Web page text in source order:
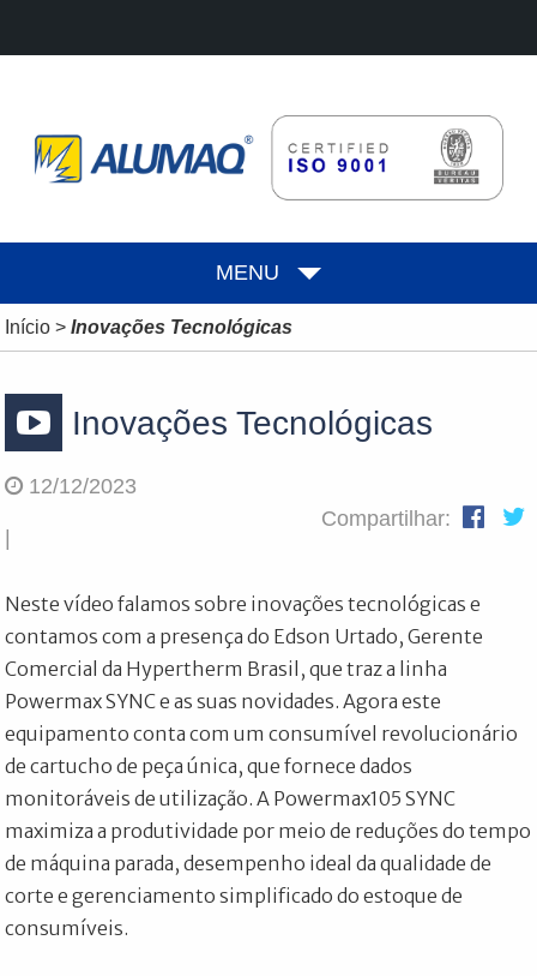
MENU
Início> Inovações Tecnológicas
Inovações Tecnológicas
12/12/2023
|
Compartilhar:
Neste vídeo falamos sobre inovações tecnológicas e
contamos com a presença do Edson Urtado, Gerente
Comercial da Hypertherm Brasil, que traz a linha
Powermax SYNC e as suas novidades. Agora este
equipamento conta com um consumível revolucionário
de cartucho de peça única, que fornece dados
monitoráveis de utilização. A Powermax105 SYNC
maximiza a produtividade por meio de reduções do tempo
de máquina parada, desempenho ideal da qualidade de
corte e gerenciamento simplificado do estoque de
consumíveis.